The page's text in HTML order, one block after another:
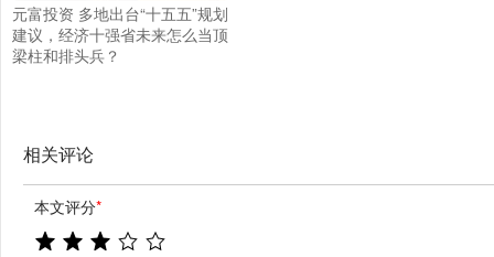
元富投资 多地出台“十五五”规划
建议，经济十强省未来怎么当顶
梁柱和排头兵？
相关评论
本文评分*